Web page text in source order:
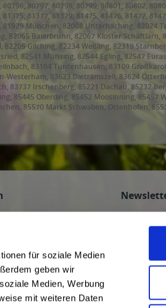
für soziale Medien
geben wir
Medien, Werbung
mit weiteren Daten
80797, 80798, 80799, 80801, 80802,
81377, 81379, 81475, 81476, 81477,
81929 München, 82008 Unterhaching, 82024
82065 Baierbrunn, 82067 Kloster Schäftlarn,
Gilching, 82234 Weßling, 82319
82541 Münsing, 82544 Egling, 82547
83104 Tuntenhausen, 83109
83623 Dietramszell, 83624
83737 Irschenberg, 85221 Dachau, 85232
85445 Oberding, 85452 Moosinning, 85457
85570 Markt Schwaben, Ottenhofen,
Feldkirchen, 85625 Baiern, Glonn, 85630
85658 Egmating, 85659 Forstern,
Ismaning, 85748 Garching bei München,
des Lieferanten